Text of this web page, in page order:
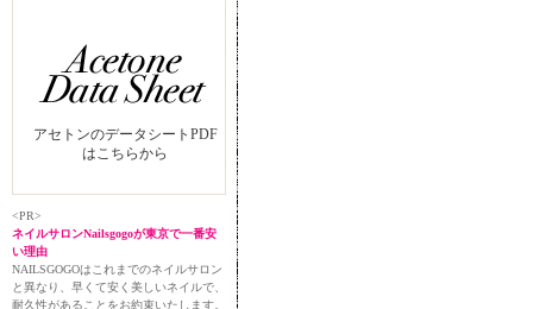
アセトンのデータシートPDF
はこちらから
<PR>
ネイルサロンNailsgogoが東京で一番安
い理由
NAILSGOGOはこれまでのネイルサロン
と異なり、早くて安く美しいネイルで、
耐久性があることをお約束いたします。